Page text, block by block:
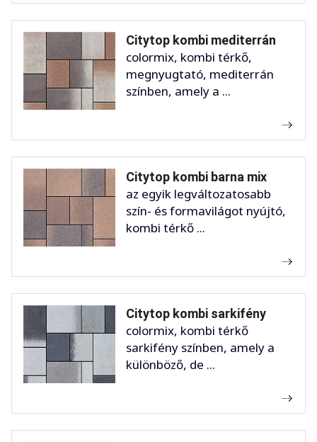
Citytop kombi mediterrán
colormix, kombi térkő,
megnyugtató, mediterrán
színben, amely a ...
Citytop kombi barna mix
az egyik legváltozatosabb
szín- és formavilágot nyújtó,
kombi térkő ...
Citytop kombi sarkifény
colormix, kombi térkő
sarkifény színben, amely a
különböző, de ...